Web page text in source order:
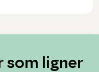
som ligner